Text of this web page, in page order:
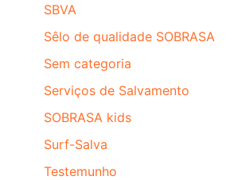
SBVA
Sêlo de qualidade SOBRASA
Sem categoria
Serviços de Salvamento
SOBRASA kids
Surf-Salva
Testemunho